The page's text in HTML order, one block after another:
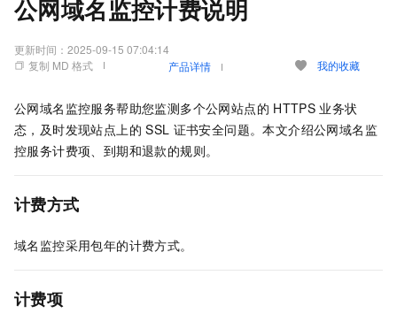
公网域名监控计费说明
更新时间： 2025-09-15 07:04:14
复制 MD 格式
产品详情 我的收藏
公网域名监控服务帮助您监测多个公网站点的 HTTPS 业务状
态，及时发现站点上的 SSL 证书安全问题。本文介绍公网域名监
控服务计费项、到期和退款的规则。
计费方式
域名监控采用包年的计费方式。
计费项